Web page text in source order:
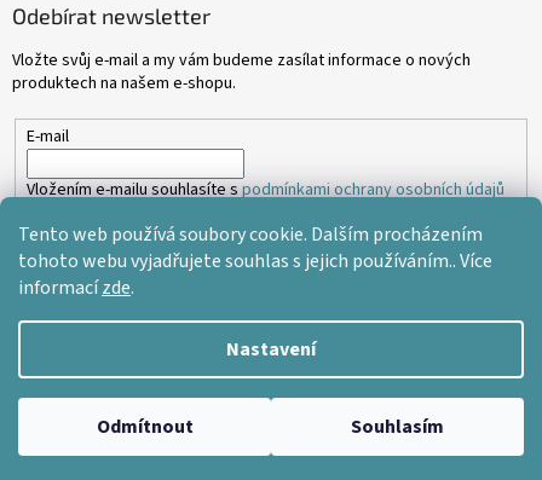
Tento web používá soubory cookie. Dalším procházením
tohoto webu vyjadřujete souhlas s jejich používáním.. Více
informacízde.
Nastavení
Odmítnout Souhlasím
Odebírat newsletter
Vložte svůj e-mail a my vám budeme zasílat informace o nových
produktech na našem e-shopu.
E-mail
Vložením e-mailu souhlasíte spodmínkami ochrany osobních údajů
PŘIHLÁSIT SE
Vytvořil Shoptet
Copyright 20262cm dlažba . Všechna práva vyhrazena.